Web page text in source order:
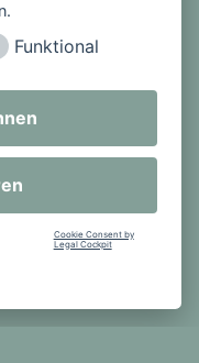
Funktional
Cookie Consent by
Legal Cockpit